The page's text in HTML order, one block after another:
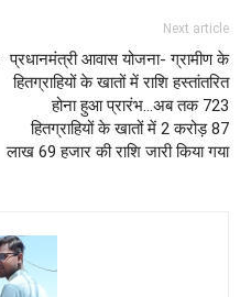
Next article
प्रधानमंत्री आवास योजना- ग्रामीण के
हितग्राहियों के खातों में राशि हस्तांतरित
होना हुआ प्रारंभ...अब तक 723
हितग्राहियों के खातों में 2 करोड़ 87
लाख 69 हजार की राशि जारी किया गया